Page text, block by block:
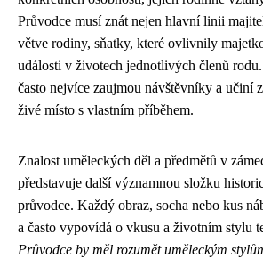
Průvodce musí znát nejen hlavní linii
větve rodiny, sňatky, které ovlivnily
události v životech jednotlivých členů
často nejvíce zaujmou návštěvníky a učiní
živé místo s vlastním příběhem.
Znalost uměleckých děl a předmětů v
představuje další významnou složku
průvodce. Každý obraz, socha nebo kus
a často vypovídá o vkusu a životním stylu
Průvodce by měl rozumět uměleckým